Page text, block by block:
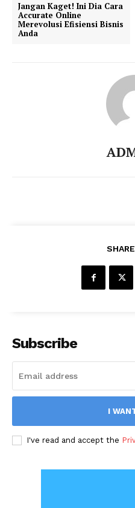
Jangan Kaget! Ini Dia Cara
Accurate Online
Merevolusi Efisiensi Bisnis
Anda
Subscribe
I
I've read and accept the